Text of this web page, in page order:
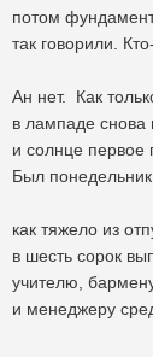
потом
так говорили.
Ан нет. Как
в лампаде снова
и солнце первое
Был
как тяжело из
в шесть сорок
учителю,
и менеджеру